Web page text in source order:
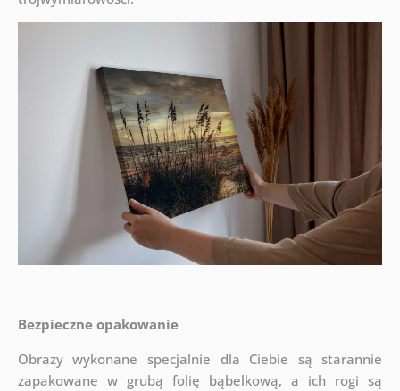
Bezpieczne opakowanie
Obrazy wykonane specjalnie dla Ciebie są starannie
zapakowane w grubą folię bąbelkową, a ich rogi są